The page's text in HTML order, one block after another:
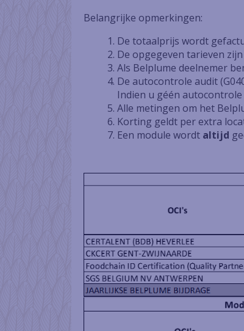
Belangrijke opmerkingen:
De totaalprijs wordt
De opgegeven tarieven zijn
Als Belplume deelnemer
De autocontrole audit
Indien u géén
Alle metingen om het
Korting geldt per extra
Een module wordt altijd